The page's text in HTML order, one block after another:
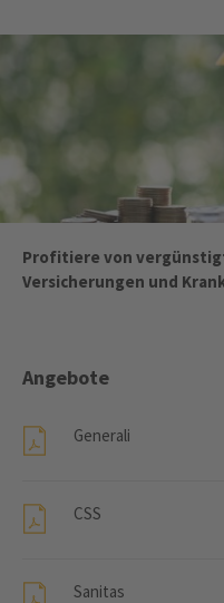
Profitiere von
Versicherungen und
Angebote
Generali
CSS
Sanitas